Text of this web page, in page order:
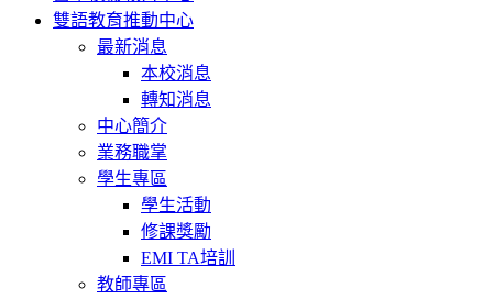
雙語教育推動中心
最新消息
本校消息
轉知消息
中心簡介
業務職掌
學生專區
學生活動
修課獎勵
EMI TA培訓
教師專區